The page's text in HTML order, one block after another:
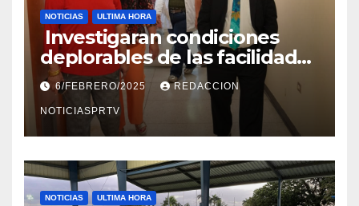
NOTICIAS ULTIMA HORA
Investigaran condiciones
deplorables de las facilidades
el Departamento de la Salud
en Mayagüez
6/FEBRERO/2025 REDACCION
NOTICIASPRTV
NOTICIAS ULTIMA HORA